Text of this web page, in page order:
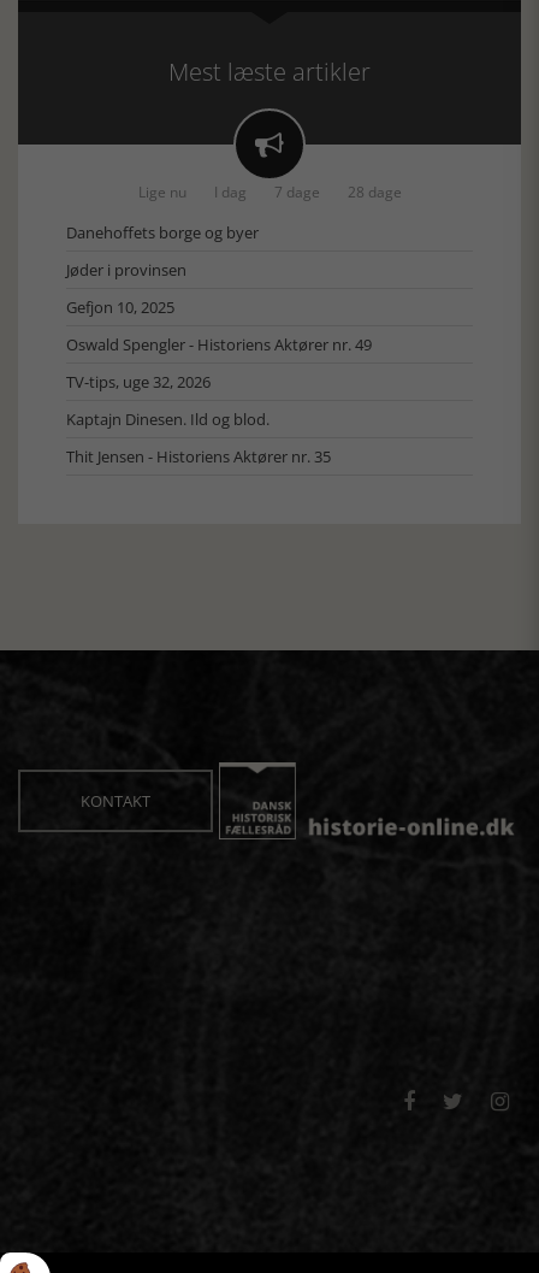
Mest læste artikler

Lige nu I dag 7 dage 28 dage
Danehoffets borge og byer
Jøder i provinsen
Gefjon 10, 2025
Oswald Spengler - Historiens Aktører nr. 49
TV-tips, uge 32, 2026
Kaptajn Dinesen. Ild og blod.
Thit Jensen - Historiens Aktører nr. 35
KONTAKT
  